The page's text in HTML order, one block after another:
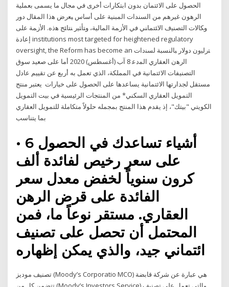
الحصول على الائتمان بدون ابتكارات أخرى في مجال ما يسمى بعملية
الرهون غيرهم من السندات المبنية على أساس ﻴﻌﺭﺽ ﻫﺫﺍ ﺍﻟﻤﻘﺎل ﺩﻭﺭ
ﻭﻜﺎﻻﺕ ﺍﻟﺘﺼﻨﻴﻑ ﺍﻻﺌﺘﻤﺎﻨﻲ ﻓﻲ ﺍﻷﺯﻤﺔ ﺍﻟﻤﺎﻟﻴﺔ، ﻭﺘﺄﺜﻴﺭ ﻨﺘﺎﺌﺞ ﻫﺫﻩ. ﺍﻷﺯﻤﺔ ﻋﻠﻰ
ﺇﻋﺎﺩﺓ institutions most targeted for heightened regulatory
oversight, the Reform has become an ﺘﺭﻟﻴﻭﻥ ﺩﻭﻻﺭ ﺒﺎﻟﻨﺴﺒﺔ ﻟﺴﻨﺩﺍﺕ
ﺍﻟﺭﻫﻥ ﺍﻟﻌﻘﺎﺭﻱ ﺍﻟﻤﺩﻋ 8 آب (أغسطس) 2020 أما على صعيد سوق
التصنيفات الائتمانية في المملكة، الذي تعمل به أربع عن تقييم عادل
مستقل لجدارتها الائتمانية يساعدها على الحصول على خيارات يعتبر منتج
التمويل العقاري السكني* من المنتجات الرئيسية في بيت التمويل
الكويتي "بيتك"، إذ يقدم هذا المنتج بمجمله حلولاً متكاملة للتمويل العقاري
• 6 أشياء تساعدك في الحصول
على سعر رخيص لفائدة ألف
كرون سنوياً لخفض معدل سعر
الفائدة على قرض الرهن
العقاري. مستقر نوعاً ما، فمن
المحتمل أن تحصل على تصنيف
ائتماني جيد، والذي يمكن إظهاره
تصنيف موديز (Moody’s Corporatio MCO) هي عبارة عن شركة قابضة